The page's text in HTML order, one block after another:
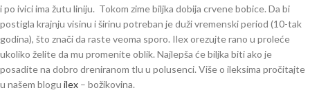
i po ivici ima žutu liniju. Tokom zime biljka dobija crvene bobice. Da bi
postigla krajnju visinu i širinu potreban je duži vremenski period (10-tak
godina), što znači da raste veoma sporo. Ilex orezujte rano u proleće
ukoliko želite da mu promenite oblik. Najlepša će biljka biti ako je
posadite na dobro dreniranom tlu u polusenci. Više o ileksima pročitajte
u našem blogu ilex – božikovina.